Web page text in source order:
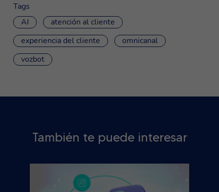
Tags
AI
atención al cliente
experiencia del cliente
omnicanal
vozbot
También te puede interesar